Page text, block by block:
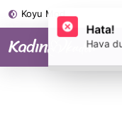
Koyu Mod